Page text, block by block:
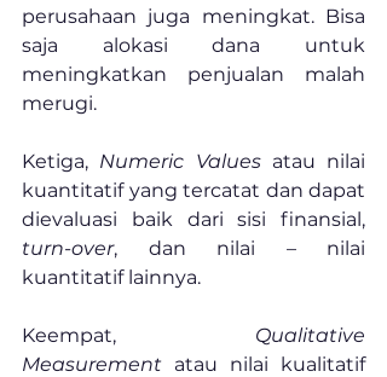
perusahaan juga meningkat. Bisa
saja alokasi dana untuk
meningkatkan penjualan malah
merugi.
Ketiga, Numeric Values atau nilai
kuantitatif yang tercatat dan dapat
turn-over, dan nilai – nilai
kuantitatif lainnya.
Keempat, Qualitative
Measurement atau nilai kualitatif